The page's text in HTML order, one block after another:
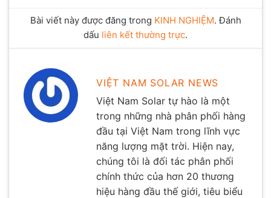
Bài viết này được đăng trong KINH NGHIỆM. Đánh
dấu liên kết thường trực.
VIỆT NAM SOLAR NEWS
Việt Nam Solar tự hào là một
trong những nhà phân phối hàng
đầu tại Việt Nam trong lĩnh vực
năng lượng mặt trời. Hiện nay,
chúng tôi là đối tác phân phối
chính thức của hơn 20 thương
hiệu hàng đầu thế giới, tiêu biểu